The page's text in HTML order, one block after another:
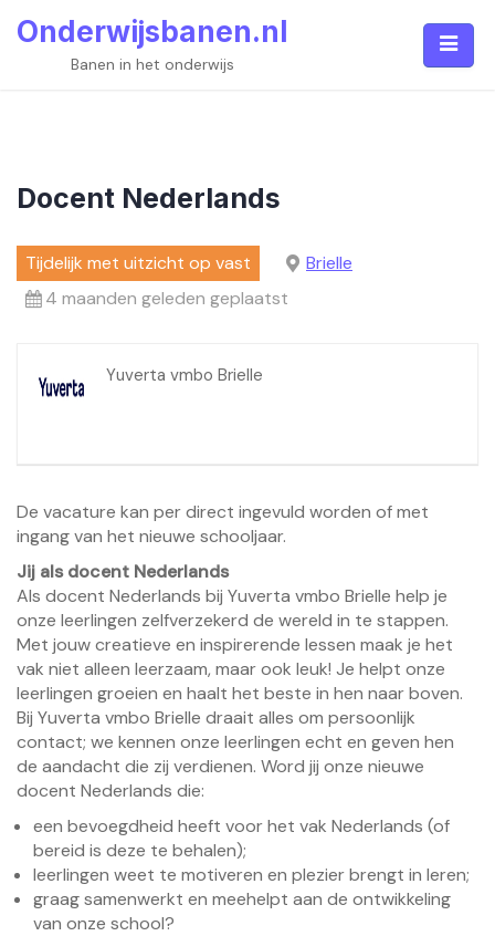
Onderwijsbanen.nl
Banen in het onderwijs
Docent Nederlands
Tijdelijk met uitzicht op vast
Brielle
4 maanden geleden geplaatst
Yuverta vmbo Brielle
De vacature kan per direct ingevuld worden of met
ingang van het nieuwe schooljaar.
Jij als docent Nederlands
Als docent Nederlands bij Yuverta vmbo Brielle help je
onze leerlingen zelfverzekerd de wereld in te stappen.
Met jouw creatieve en inspirerende lessen maak je het
vak niet alleen leerzaam, maar ook leuk! Je helpt onze
leerlingen groeien en haalt het beste in hen naar boven.
Bij Yuverta vmbo Brielle draait alles om persoonlijk
contact; we kennen onze leerlingen echt en geven hen
de aandacht die zij verdienen. Word jij onze nieuwe
docent Nederlands die:
een bevoegdheid heeft voor het vak Nederlands (of
bereid is deze te behalen);
leerlingen weet te motiveren en plezier brengt in leren;
graag samenwerkt en meehelpt aan de ontwikkeling
van onze school?